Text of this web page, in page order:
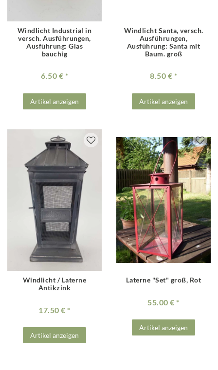
Windlicht Industrial in
versch. Ausführungen,
Ausführung: Glas
bauchig
6.50 €
Artikel anzeigen
Windlicht Santa, versch.
Ausführungen,
Ausführung: Santa mit
Baum. groß
8.50 €
Artikel anzeigen
Windlicht / Laterne
Antikzink
17.50 €
Artikel anzeigen
Laterne "Set" groß, Rot
55.00 €
Artikel anzeigen